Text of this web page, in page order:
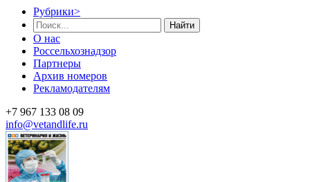
Рубрики>
Найти
О нас
Россельхознадзор
Партнеры
Архив номеров
Рекламодателям
+7 967 133 08 09
info@vetandlife.ru